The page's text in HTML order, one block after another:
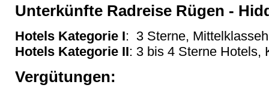
Unterkünfte Radreise Rügen -
Hotels Kategorie I: 3 Sterne,
Hotels Kategorie II: 3 bis 4 Sterne Hotels,
Vergütungen: